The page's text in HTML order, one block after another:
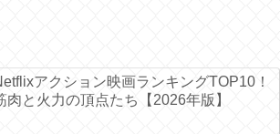
アクション映画ランキングTOP10！
肉と火力の頂点たち【2026年版】